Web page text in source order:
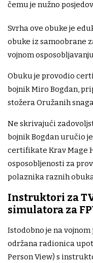
čemu je nužno
Svrha ove obuke je
obuke iz samoobrane
vojnom
Obuku je provodio
bojnik Miro Bogdan,
stožera Oružanih
Ne skrivajući
bojnik Bogdan uručio
certifikate Krav Mage
osposobljenosti za
polaznika raznih
Instruktori za
simulatora za
Istodobno je na
održana radionica
Person View) s